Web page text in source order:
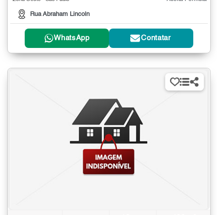
Rua Abraham Lincoln
WhatsApp Contatar